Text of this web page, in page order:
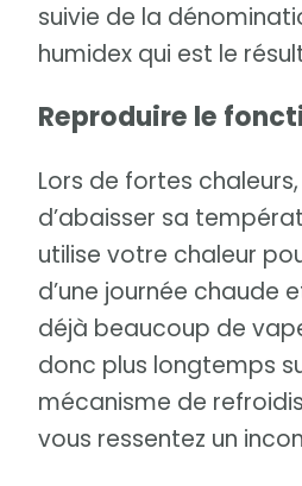
suivie de la
humidex qui est le
Reproduire le
Lors de fortes
d’abaisser sa
utilise votre chaleur
d’une journée chaude
déjà beaucoup de
donc plus longtemps
mécanisme de
vous ressentez un